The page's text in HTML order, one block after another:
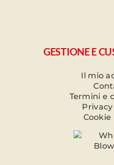
GESTIONE E
Il mio
Termini e
Cookie